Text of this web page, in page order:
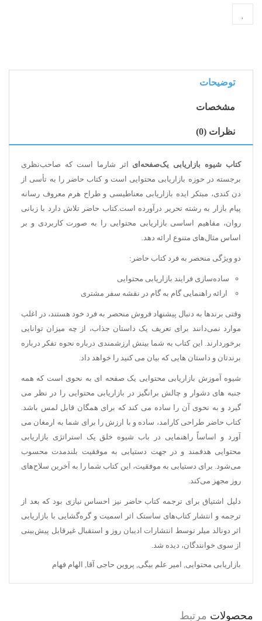
توضیحات
مشخصات
نظرات (0)
کتاب شیوه بازاریابی یک‌صفحه‌ای اثر شارما است که صاحب‌نظری
برجسته در حوزه بازاریابی محتوایی است و کتاب حاضر را به تأسی از
دن کندی، مبتکر ایده بازاریابی معناطیسی و طراح هرم معروف رسانه
پیام بازار به رشته تحریر درآورده است.کتاب حاضر تلاش دارد با زبانی
روان، مفاهیم اساسی بازاریابی محتوایی را به صورت کاربردی و بر
اساس مثال‌های متنوع ارائه دهد.
دو ویژگی منحصر به فرد کتاب حاضر:
ساده‌سازی فرایند بازاریابی محتوایی
ارائه راهنمایی گام به گام در نقشه سفر مشتری
وقتی برندها به دنبال پیشنهاد فروش منحصر به فرد خود هستند، در اغلب
موارد نمی‌دانند برای تعریف یک داستان جذاب، از چه میزان توانایی
برخوردارند. این کتاب به شما بینش ارزشمندی درباره نحوه تفکر درباره
برندتان و داستان هایی که بیان می کنید را خواهد داد.
شیوه آموزش بازاریابی محتوایی یک صفحه ای به نحوی است که همه
جنبه های دشوار و چالش برانگیز در بازاریابی محتوایی را در نظر می
گیرد و به نحوی آن را ساده می کند که برای همگان قابل لمس باشد.
کتاب حاضر طراحی کارامد، ساده و با ارزش را برای شما به ارمغان می
آورد و اساساً راهنمایی در باب شیوه خلق یک استراتژی بازاریابی
محتوایی هدفمند و در جهت دستیابی به موفقیت بلندمدت محسوب
می‌شود. برای دستیابی به موفقیت، این کتاب شما را به آخرین سلاح‌های
روز مجهز می‌کند.
دلیل اشتیاق برای ترجمه کتاب حاضر نیز احساس نیازی بود که بعد از
ترجمه و انتشار کتاب‌های ساستک اثر اسمیت وگره‌گشایی با بازاریابی
اثر دونالد میلر توسط انتشارات ادیبان روز و استقبال غیرقابل پیش‌بینی
از سوی خوانندگان، دیده شد.
بازاریابی محتوایی, امیر علم بیگی, پروین حاجی آقا, الهام فهام
محصولات مرتبط